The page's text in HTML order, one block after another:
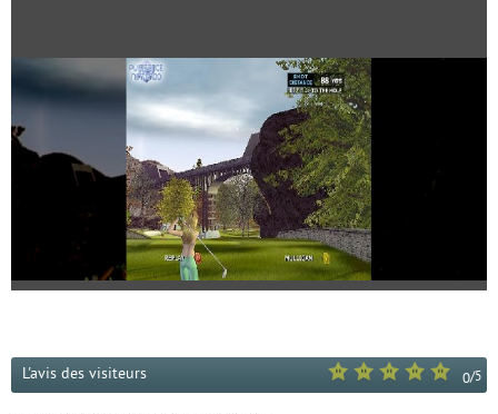
0/5
L'avis des visiteurs